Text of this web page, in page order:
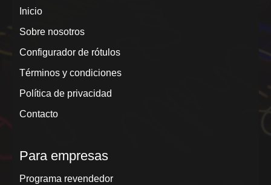
Inicio
Sobre nosotros
Configurador de rótulos
Términos y condiciones
Política de privacidad
Contacto
Para empresas
Programa revendedor